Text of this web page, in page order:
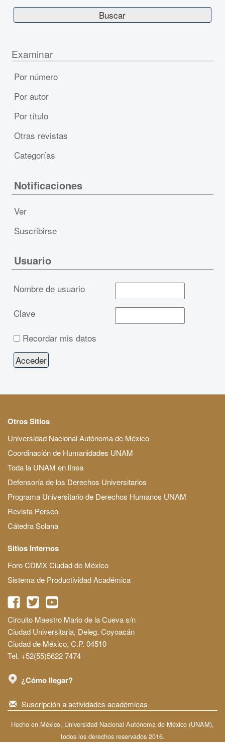
Examinar
Por número
Por autor
Por título
Otras revistas
Categorías
Notificaciones
Ver
Suscribirse
Usuario
Nombre de usuario
Clave
Recordar mis datos
Otros Sitios
Universidad Nacional Autónoma de México
Coordinación de Humanidades UNAM
Toda la UNAM en línea
Defensoría de los Derechos Universitarios
Programa Universitario de Derechos Humanos UNAM
Revista Perseo
Cátedra Solana
Sitios Internos
Foro CDMX Ciudad de México
Sistema de Productividad Académica
Circuito Maestro Mario de la Cueva s/n
Ciudad Universitaria, Deleg. Coyoacán
Ciudad de México, C.P. 04510
Tel. +52(55)5622 7474
¿Cómo llegar?
Suscripción a actividades académicas
Hecho en México, Universidad Nacional Autónoma de México (UNAM),
todos los derechos reservados 2016.